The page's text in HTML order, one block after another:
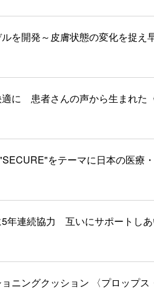
を開発～皮膚状態の変化を捉え
に 患者さんの声から生まれた
をテーマに日本の医療
年連続協力 互いにサポートし
ニングクッション 〈プロップス